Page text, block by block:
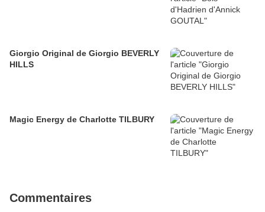
Giorgio Original de Giorgio BEVERLY
HILLS
Magic Energy de Charlotte TILBURY
Commentaires